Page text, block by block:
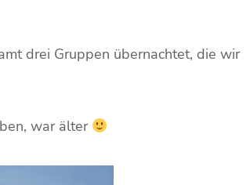
drei Gruppen übernachtet, die wir
war älter